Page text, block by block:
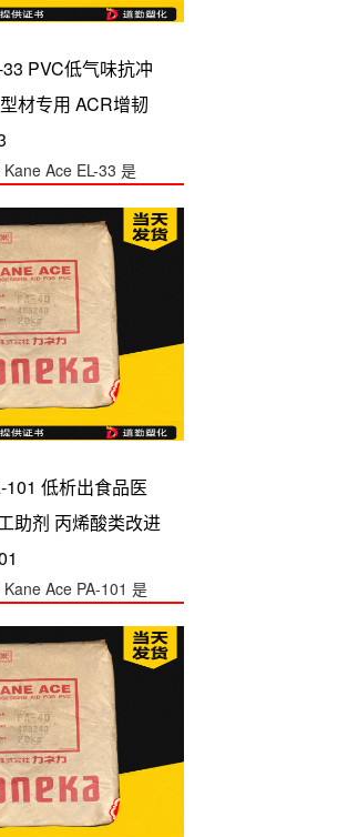
PVC低气味抗冲
材专用 ACR增韧
Ace EL-33 是
101 低析出食品医
助剂 丙烯酸类改进
Ace PA-101 是